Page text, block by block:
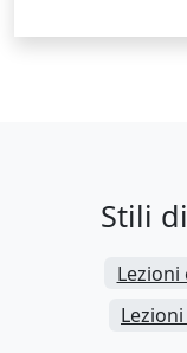
Stili
Lezioni